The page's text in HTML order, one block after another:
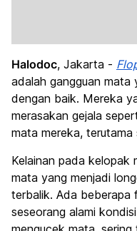
Halodoc, Jakarta -
adalah gangguan mata
dengan baik. Mereka
merasakan gejala
mata mereka, terutama
Kelainan pada kelopak
mata yang menjadi
terbalik. Ada beberapa
seseorang alami